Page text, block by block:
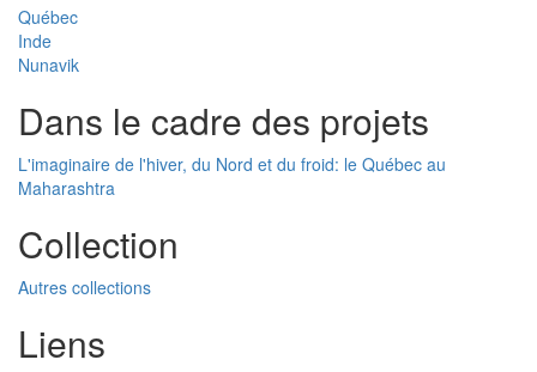
Québec
Inde
Nunavik
Dans le cadre des projets
L'imaginaire de l'hiver, du Nord et du froid: le Québec au
Maharashtra
Collection
Autres collections
Liens